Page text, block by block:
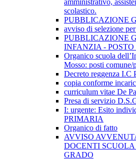
amministrativo,
scolastico.
PUBBLICAZIONE
avviso di selezione
PUBBLICAZIONE
INFANZIA -
Organico scuola
Mosso: posti comune/
Decreto reggenza I.C
copia conforme
curriculum vitae De
Presa di servizio
I: urgente: Esito
PRIMARIA
Organico di fatto
AVVISO
DOCENTI
GRADO